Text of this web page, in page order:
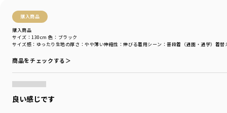
購入商品
購入商品
サイズ感 ：ゆったり 生地の厚さ ：やや薄い伸縮性 ：伸びる着用シーン ：普段着（通園・通学） 着替
サイズ：130cm 色：ブラック
商品をチェックする＞
良い感じです